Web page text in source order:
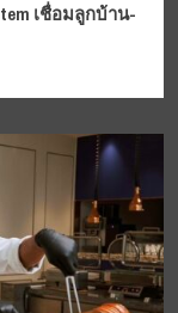
เชื่อมลูกบ้าน-